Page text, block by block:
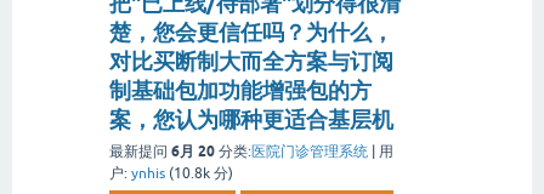
楚，您会更信任吗？为什么，
对比买断制大而全方案与订阅
制基础包加功能增强包的方
案，您认为哪种更适合基层机
最新提问 6月 20 分类:医院门诊管理系统
用
户: ynhis (10.8k 分)